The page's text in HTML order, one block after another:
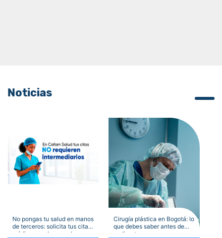
Noticias
No pongas tu salud en manos
de terceros: solicita tus citas
médicas por los canales
Cirugía plástica en Bogotá: lo
que debes saber antes de
realizarte una